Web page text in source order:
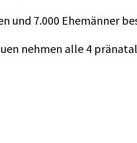
und 7.000 Ehemänner
nehmen alle 4